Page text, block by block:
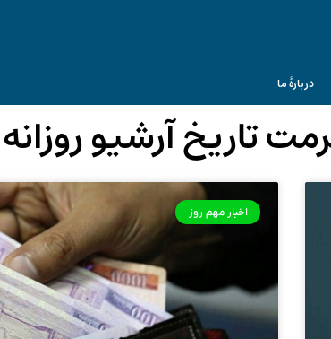
دربارۀ ما
اخبار مهم روز